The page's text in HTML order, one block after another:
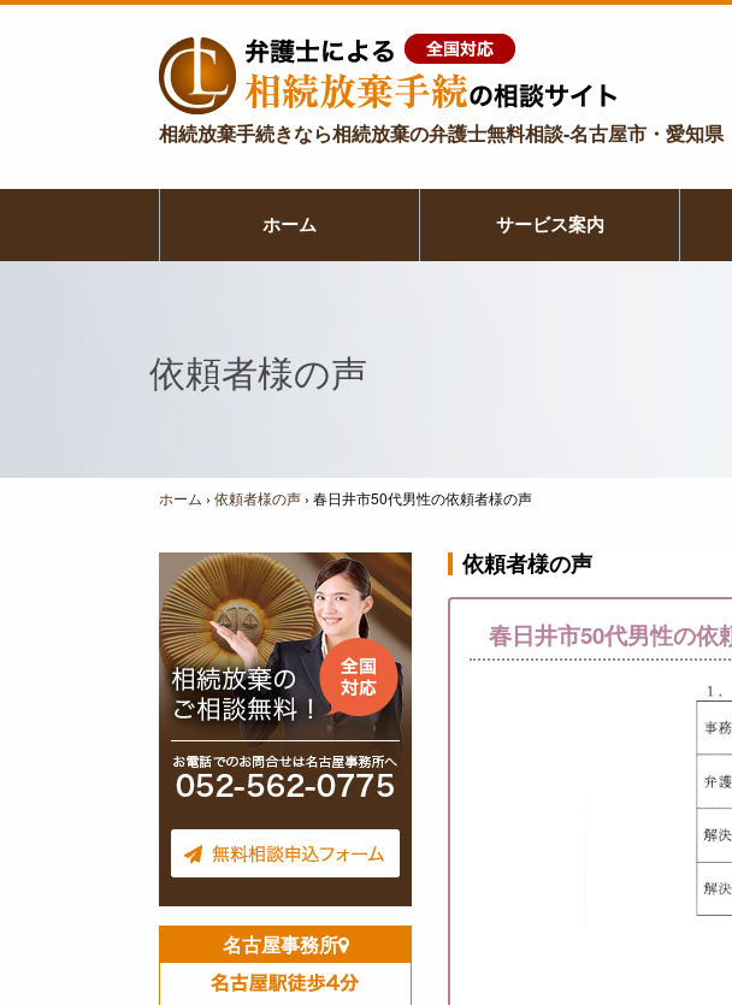
相続放棄手続きなら相続放棄の弁護士無料相談-名古屋市・愛知県
ホーム サービス案内
依頼者様の声
ホーム › 依頼者様の声 › 春日井市50代男性の依頼者様の声
依頼者様の声
春日井市50代男性の依
名古屋事務所